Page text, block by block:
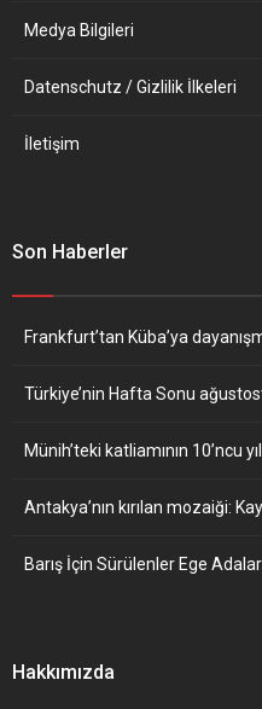
Medya Bilgileri
Datenschutz / Gizlilik İlkeleri
İletişim
Son Haberler
Frankfurt’tan Küba’ya
Türkiye’nin Hafta Sonu
Münih’teki katliamının 10’ncu
Antakya’nın kırılan mozaiği:
Barış İçin Sürülenler Ege
Hakkımızda